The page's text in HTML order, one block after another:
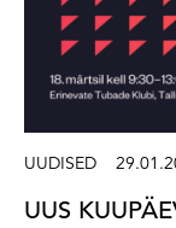
UUDISED
UUS